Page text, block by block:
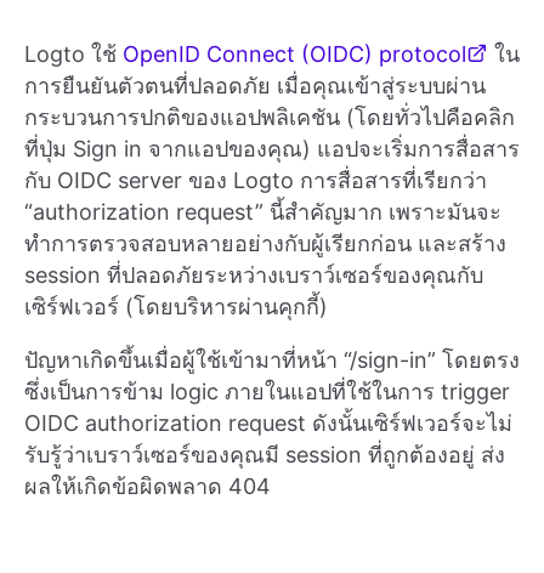
Logto ใช้ OpenID Connect (OIDC) protocol
ใน
การยืนยันตัวตนที่ปลอดภัย เมื่อคุณเข้าสู่ระบบผ่าน
กระบวนการปกติของแอปพลิเคชัน (โดยทั่วไปคือคลิก
ที่ปุ่ม Sign in จากแอปของคุณ) แอปจะเริ่มการสื่อสาร
กับ OIDC server ของ Logto การสื่อสารที่เรียกว่า
“authorization request” นี้สำคัญมาก เพราะมันจะ
ทำการตรวจสอบหลายอย่างกับผู้เรียกก่อน และสร้าง
session ที่ปลอดภัยระหว่างเบราว์เซอร์ของคุณกับ
เซิร์ฟเวอร์ (โดยบริหารผ่านคุกกี้)
ปัญหาเกิดขึ้นเมื่อผู้ใช้เข้ามาที่หน้า “/sign-in” โดยตรง
ซึ่งเป็นการข้าม logic ภายในแอปที่ใช้ในการ trigger
OIDC authorization request ดังนั้นเซิร์ฟเวอร์จะไม่
รับรู้ว่าเบราว์เซอร์ของคุณมี session ที่ถูกต้องอยู่ ส่ง
ผลให้เกิดข้อผิดพลาด 404